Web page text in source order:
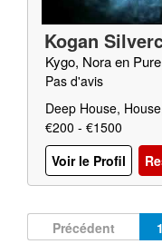
Kogan
Kygo, Nora en
Pas d'avis
Deep House,
€200 - €1500
Voir le Profil
Précédent 1